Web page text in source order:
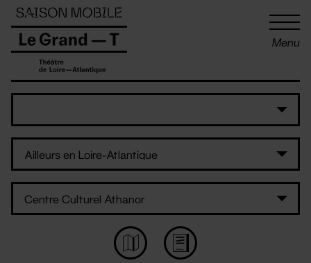
Menu
Panneau de gestion des cookies